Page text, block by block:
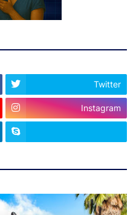
Twitter
Instagram